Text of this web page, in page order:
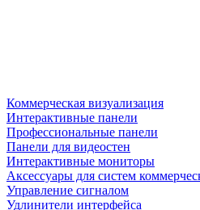
Коммерческая визуализация
Интерактивные панели
Профессиональные панели
Панели для видеостен
Интерактивные мониторы
Аксессуары для систем
Управление сигналом
Удлинители интерфейса